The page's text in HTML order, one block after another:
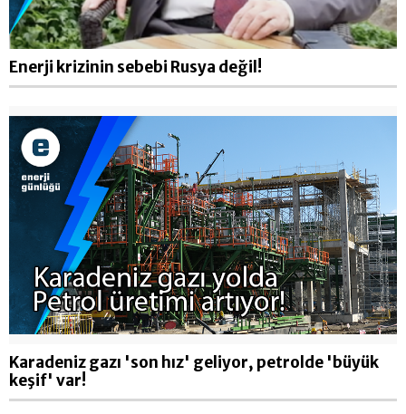
Enerji krizinin sebebi Rusya değil!
Karadeniz gazı 'son hız' geliyor, petrolde 'büyük
keşif' var!